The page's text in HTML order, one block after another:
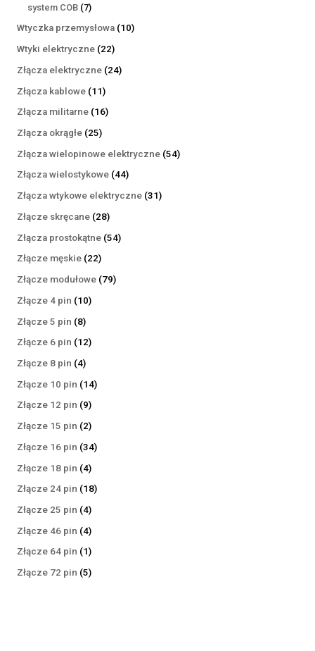
system COB 77
produktów
Wtyczka przemysłowa 1010
Wtyki elektryczne 2222
produkty
Złącza elektryczne 2424
Złącza kablowe 1111
produktów
Złącza militarne 1616
Złącza okrągłe 2525
produktów
Złącza wielopinowe elektryczne 5454
Złącza wielostykowe 4444
produkty
Złącza wtykowe elektryczne 3131
Złącze skręcane 2828
produktów
Złącza prostokątne 5454
Złącze męskie 2222
produkty
Złącze modułowe 7979
Złącze 4 pin 1010
Złącze 5 pin 88
produktów
Złącze 6 pin 1212
Złącze 8 pin 44
produkty
Złącze 10 pin 1414
Złącze 12 pin 99
produktów
Złącze 15 pin 22
produkty
Złącze 16 pin 3434
Złącze 18 pin 44
produkty
Złącze 24 pin 1818
Złącze 25 pin 44
produkty
Złącze 46 pin 44
produkty
Złącze 64 pin 11
produkt
Złącze 72 pin 55